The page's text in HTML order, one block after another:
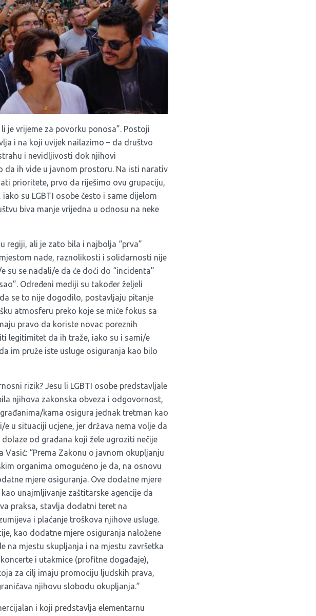
je vrijeme za povorku ponosa”. Postoji
i na koji uvijek nailazimo – da društvo
i nevidljivosti dok njihovi
da ih vide u javnom prostoru. Na isti narativ
prioritete, prvo da riješimo ovu grupaciju,
su LGBTI osobe često i same dijelom
biva manje vrijedna u odnosu na neke
regiji, ali je zato bila i najbolja “prva”
nade, raznolikosti i solidarnosti nije
se nadali/e da će doći do “incidenta”
Određeni mediji su također željeli
se to nije dogodilo, postavljaju pitanje
atmosferu preko koje se miće fokus sa
pravo da koriste novac poreznih
legitimitet da ih traže, iako su i sami/e
im pruže iste usluge osiguranja kao bilo
rizik? Jesu li LGBTI osobe predstavljale
njihova zakonska obveza i odgovornost,
kama osigura jednak tretman kao
u situaciji ucjene, jer država nema volje da
od građana koji žele ugroziti nečije
“Prema Zakonu o javnom okupljanju
organima omogućeno je da, na osnovu
mjere osiguranja. Ove dodatne mjere
unajmljivanje zaštitarske agencije da
praksa, stavlja dodatni teret na
i plaćanje troškova njihove usluge.
kao dodatne mjere osiguranja naložene
na mjestu skupljanja i na mjestu završetka
i utakmice (profitne događaje),
za cilj imaju promociju ljudskih prava,
njihovu slobodu okupljanja.”
i koji predstavlja elementarnu